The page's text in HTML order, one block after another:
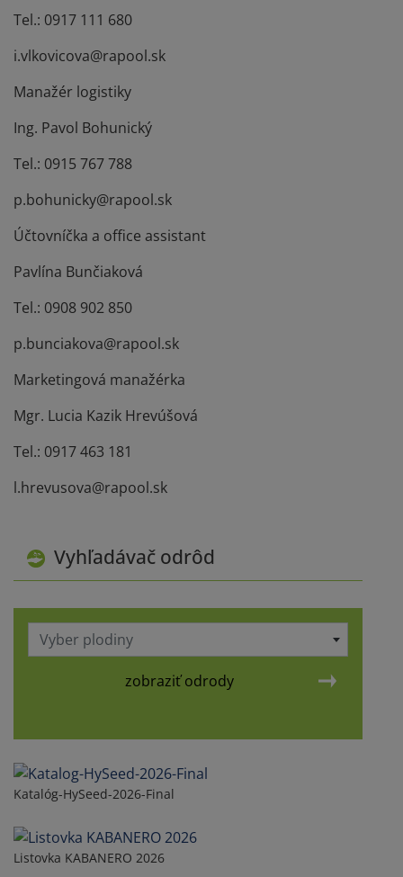
Vyhľadávač odrôd
Vyber plodiny
zobraziť odrody
Katalóg-HySeed-2026-Final
Listovka KABANERO 2026
Tel.: 0917 111 680
i.vlkovicova@rapool.sk
Manažér logistiky
Ing. Pavol Bohunický
Tel.: 0915 767 788
p.bohunicky@rapool.sk
Účtovníčka a office assistant
Pavlína Bunčiaková
Tel.: 0908 902 850
p.bunciakova@rapool.sk
Marketingová manažérka
Mgr. Lucia Kazik Hrevúšová
Tel.: 0917 463 181
l.hrevusova@rapool.sk